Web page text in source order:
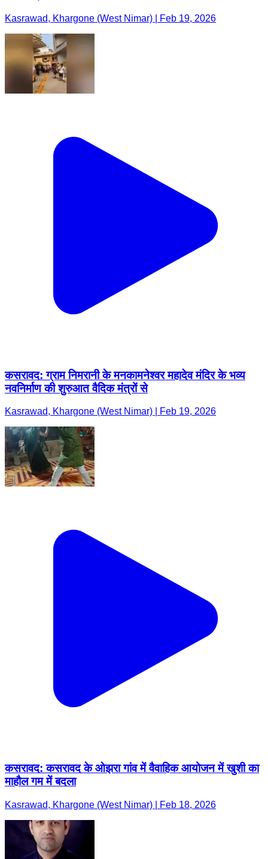
Kasrawad, Khargone (West Nimar) | Feb 19, 2026
कसरावद: ग्राम निमरानी के मनकामनेश्वर महादेव मंदिर के भव्य
नवनिर्माण की शुरुआत वैदिक मंत्रों से
Kasrawad, Khargone (West Nimar) | Feb 19, 2026
कसरावद: कसरावद के ओझरा गांव में वैवाहिक आयोजन में खुशी का
माहौल गम में बदला
Kasrawad, Khargone (West Nimar) | Feb 18, 2026